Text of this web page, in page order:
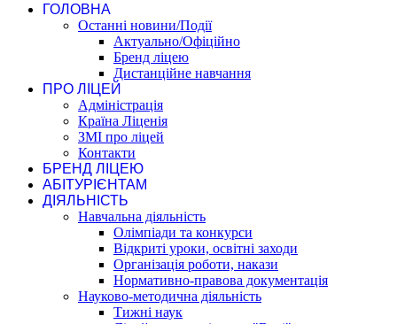
ГОЛОВНА
Останні новини/Події
Актуально/Офіційно
Бренд ліцею
Дистанційне навчання
ПРО ЛІЦЕЙ
Адміністрація
Країна Ліценія
ЗМІ про ліцей
Контакти
БРЕНД ЛІЦЕЮ
АБІТУРІЄНТАМ
ДІЯЛЬНІСТЬ
Навчальна діяльність
Олімпіади та конкурси
Відкриті уроки, освітні заходи
Організація роботи, накази
Нормативно-правова документація
Науково-методична діяльність
Тижні наук